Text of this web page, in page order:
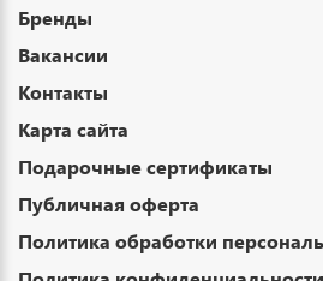
Бренды
Вакансии
Контакты
Карта сайта
Подарочные сертификаты
Публичная оферта
Политика обработки